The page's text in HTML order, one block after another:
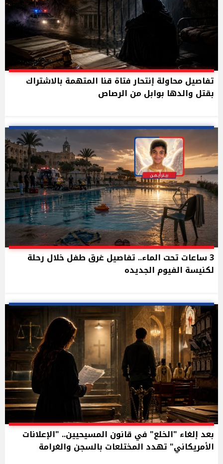
تفاصيل محاولة إنتحار فتاة قنا المتهمة بالاشتراك
بقتل والدها بوابل من الرصاص
3 ساعات تحت الماء.. تفاصيل غرق طفل خلال رحلة
لكنيسة الفيوم الجديده
بعد إلغاء "الخلع" في قانون المسيحيين.. "الإعلانات
الأمريكاني" تهدد المختلعات بالسجن والغرامة